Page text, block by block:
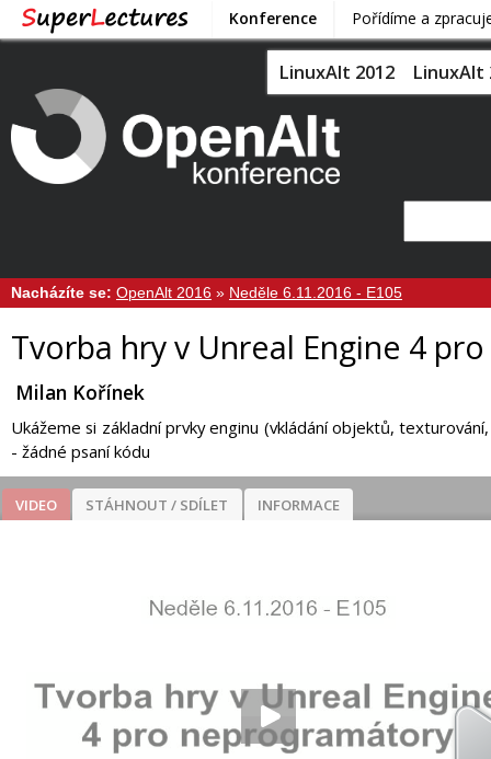
Konference Pořídíme a
LinuxAlt 2012 LinuxAlt
Nacházíte se: OpenAlt 2016 » Neděle 6.11.2016 - E105
Tvorba hry v Unreal Engine 4
Milan Kořínek
Ukážeme si základní prvky enginu (vkládání objektů,
- žádné psaní kódu
VIDEO STÁHNOUT / SDÍLET INFORMACE